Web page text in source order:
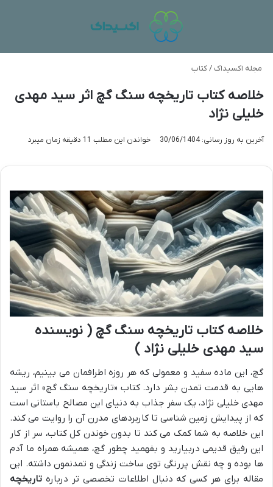
مجله اکسیداک/کتاب
خلاصه کتاب تاریخچه سنگ گچ اثر سید مهدی
خلیلی نژاد
آخرین به روز رسانی: 30/06/1404 خواندن این مطلب 11 دقیقه زمان میبرد
خلاصه کتاب تاریخچه سنگ گچ ( نویسنده
سید مهدی خلیلی نژاد )
گچ، این ماده سفید و معمولی که هر روزه اطرافمان می بینیم، ریشه
هایی به قدمت تمدن بشر دارد. کتاب «تاریخچه سنگ گچ» اثر سید
مهدی خلیلی نژاد، یک سفر جذاب به دنیای این مصالح باستانی است
که از پیدایش زمین شناسی تا کاربردهای مدرن آن را روایت می کند.
این خلاصه به شما کمک می کند تا بدون خوندن کل کتاب، سر از کار
این رفیق قدیمی دربیارید و بفهمید چطور گچ، همیشه همراه ما آدم
ها بوده و چه نقش پررنگی توی ساخت زندگی و تمدنمون داشته. این
مقاله برای هر کسی که دنبال اطلاعات تخصصی تر درباره تاریخچه